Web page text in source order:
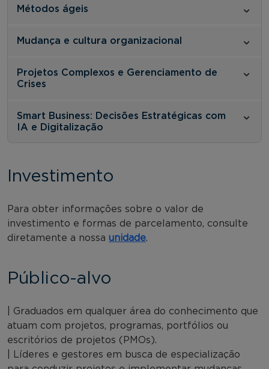
Métodos ágeis
Mudança e cultura organizacional
Projetos Complexos e Gerenciamento de
Crises
Smart Business: Decisões Estratégicas com
IA e Digitalização
Investimento
Para obter informações sobre o valor de
investimento e formas de parcelamento, consulte
diretamente a nossa unidade.
Público-alvo
| Graduados em qualquer área do conhecimento que
atuam com projetos, programas, portfólios ou
escritórios de projetos (PMOs).
| Líderes e gestores em busca de especialização